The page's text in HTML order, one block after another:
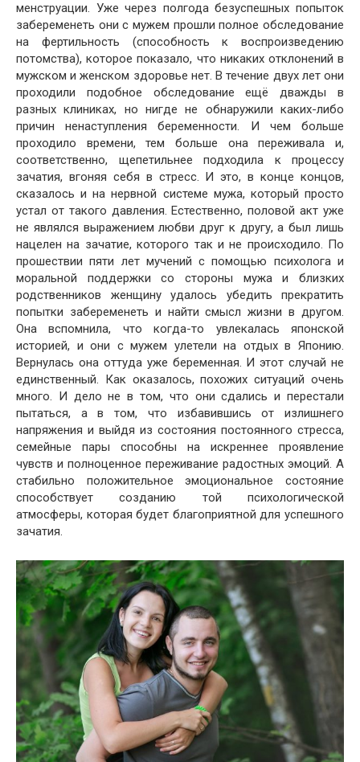
менструации. Уже через полгода безуспешных попыток
забеременеть они с мужем прошли полное обследование
на фертильность (способность к воспроизведению
потомства), которое показало, что никаких отклонений в
мужском и женском здоровье нет. В течение двух лет они
проходили подобное обследование ещё дважды в
разных клиниках, но нигде не обнаружили каких-либо
причин ненаступления беременности. И чем больше
проходило времени, тем больше она переживала и,
соответственно, щепетильнее подходила к процессу
зачатия, вгоняя себя в стресс. И это, в конце концов,
сказалось и на нервной системе мужа, который просто
устал от такого давления. Естественно, половой акт уже
не являлся выражением любви друг к другу, а был лишь
нацелен на зачатие, которого так и не происходило. По
прошествии пяти лет мучений с помощью психолога и
моральной поддержки со стороны мужа и близких
родственников женщину удалось убедить прекратить
попытки забеременеть и найти смысл жизни в другом.
Она вспомнила, что когда-то увлекалась японской
историей, и они с мужем улетели на отдых в Японию.
Вернулась она оттуда уже беременная. И этот случай не
единственный. Как оказалось, похожих ситуаций очень
много. И дело не в том, что они сдались и перестали
пытаться, а в том, что избавившись от излишнего
напряжения и выйдя из состояния постоянного стресса,
семейные пары способны на искреннее проявление
чувств и полноценное переживание радостных эмоций. А
стабильно положительное эмоциональное состояние
способствует созданию той психологической
атмосферы, которая будет благоприятной для успешного
зачатия.